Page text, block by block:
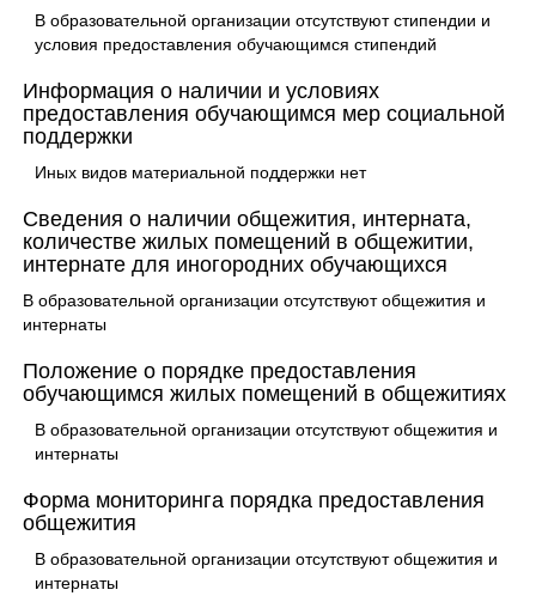
В образовательной организации отсутствуют стипендии и
условия предоставления обучающимся стипендий
Информация о наличии и условиях
предоставления обучающимся мер социальной
поддержки
Иных видов материальной поддержки нет
Сведения о наличии общежития, интерната,
количестве жилых помещений в общежитии,
интернате для иногородних обучающихся
В образовательной организации отсутствуют общежития и
интернаты
Положение о порядке предоставления
обучающимся жилых помещений в общежитиях
В образовательной организации отсутствуют общежития и
интернаты
Форма мониторинга порядка предоставления
общежития
В образовательной организации отсутствуют общежития и
интернаты